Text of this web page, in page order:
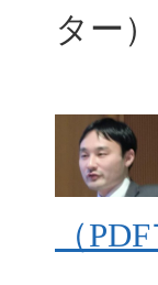
ター）
（